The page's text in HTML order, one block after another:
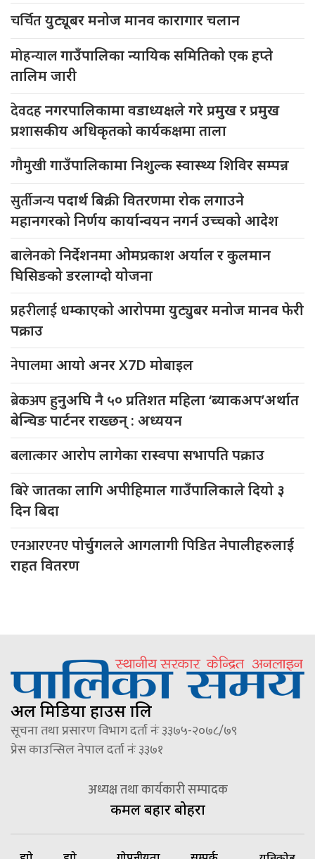
चर्चितयुट्यूबर मनोज मानव कारागार चलान
मोहन्यालगाउँपालिका न्यायिक समितिको एक हप्ते
तालिम जारी
देवदहनगरपालिकामा वडाध्यक्षले गरे प्रमुख र प्रमुख
प्रशासकीय अधिकृतको कार्यकक्षमा ताला
गौमुखीगाउँपालिकामा निशुल्क स्वास्थ्य शिविर सम्पन्न
सुर्तीजन्यपदार्थ बिक्री वितरणमा रोक लगाउने
महानगरको निर्णय कार्यान्वयन नगर्न उच्चको आदेश
बालेनकोनिर्देशनमा ओमप्रकाश अर्याल र कुलमान
घिसिङको डरलाग्दो योजना
प्रहरीलाई धम्काएको आरोपमा युट्युबर मनोज मानव फेरी
पक्राउ
नेपालमाआयो अनर X7D मोबाइल
ब्रेकअपहुनुअघि नै ५० प्रतिशत महिला ‘ब्याकअप’अर्थात
बेन्चिङ पार्टनर राख्छन् : अध्ययन
बलात्कारआरोप लागेका रास्वपा सभापति पक्राउ
बिरेजातका लागि अपीहिमाल गाउँपालिकाले दियो ३
दिन बिदा
एनआरएनएपोर्चुगलले आगलागी पिडित नेपालीहरुलाई
राहत वितरण
अल मिडिया हाउस प्रालि
सूचना तथा प्रसारण विभाग दर्ता नंः ३३७५-२०७८/७९
प्रेस काउन्सिल नेपाल दर्ता नंः ३३७१
अध्यक्ष तथा कार्यकारी सम्पादक
कमल बहादुर बोहरा